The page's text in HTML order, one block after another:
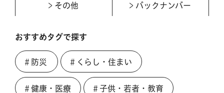
その他 バックナンバー
おすすめタグで探す
＃防災 ＃くらし・住まい
＃健康・医療 ＃子供・若者・教育